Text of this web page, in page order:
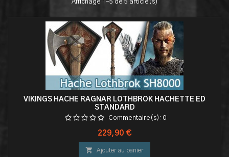
Affichage 1-5 de 5 article(s)
VIKINGS HACHE RAGNAR LOTHBROK HACHETTE ED
STANDARD
Commentaire(s): 0
Prix
229,90 €
 Ajouter au panier